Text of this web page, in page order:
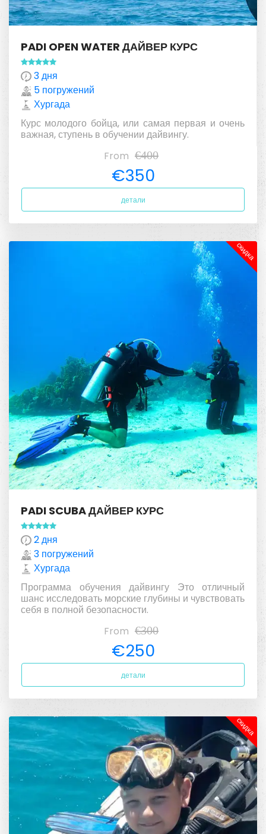
PADI OPEN WATER ДАЙВЕР КУРС
3 дня
5 погружений
Хургада
Курс молодого бойца, или самая первая и очень
важная, ступень в обучении дайвингу.
From €400
€350
детали
PADI SCUBA ДАЙВЕР КУРС
2 дня
3 погружений
Хургада
Программа обучения дайвингу Это отличный
шанс исследовать морские глубины и чувствовать
себя в полной безопасности.
From €300
€250
детали